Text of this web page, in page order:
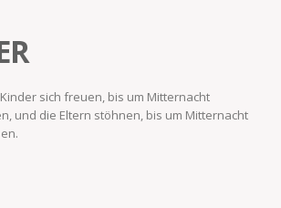
sich freuen, bis um Mitternacht
und die Eltern stöhnen, bis um Mitternacht